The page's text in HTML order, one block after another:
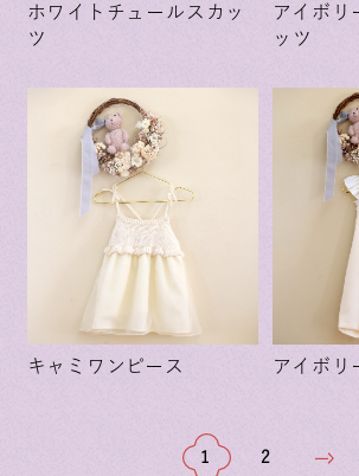
ホワイトチュールスカッ
ツ
アイボリ
ッツ
キャミワンピース アイボリ
1 2